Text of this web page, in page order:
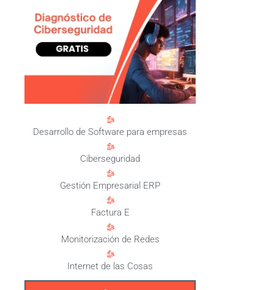
Desarrollo de Software para empresas
Ciberseguridad
Gestión Empresarial ERP
Factura E
Monitorización de Redes
Internet de las Cosas